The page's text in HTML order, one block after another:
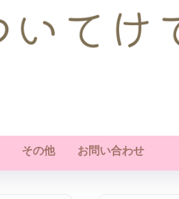
その他 お問い合わせ